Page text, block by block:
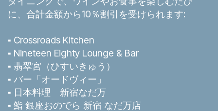
に、合計金額から10％割引を受けられます:
▪︎ Crossroads Kitchen
▪︎ Nineteen Eighty Lounge & Bar
▪︎ 翡翠宮（ひすいきゅう）
▪︎ バー「オードヴィー」
▪︎ 日本料理 新宿なだ万
▪︎ 鮨 銀座おのでら 新宿 なだ万店